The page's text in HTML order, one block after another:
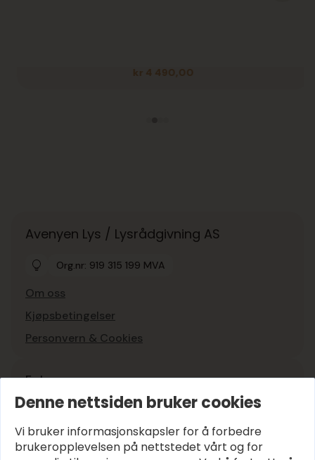
kr 4 490,00
Avenyen Lys / Lysrådgivning AS
Org.nr: 919 315 199 MVA
Om oss
Kjøpsbetingelser
Personvern & Cookies
Følg oss
Instagram
Facebook
Denne nettsiden bruker cookies
Vi bruker informasjonskapsler for å forbedre
brukeropplevelsen på nettstedet vårt og for